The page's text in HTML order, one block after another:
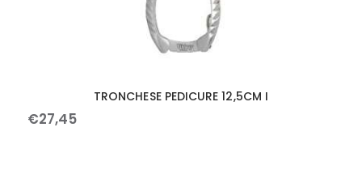
TRONCHESE PEDICURE 12,5CM I
€27,45